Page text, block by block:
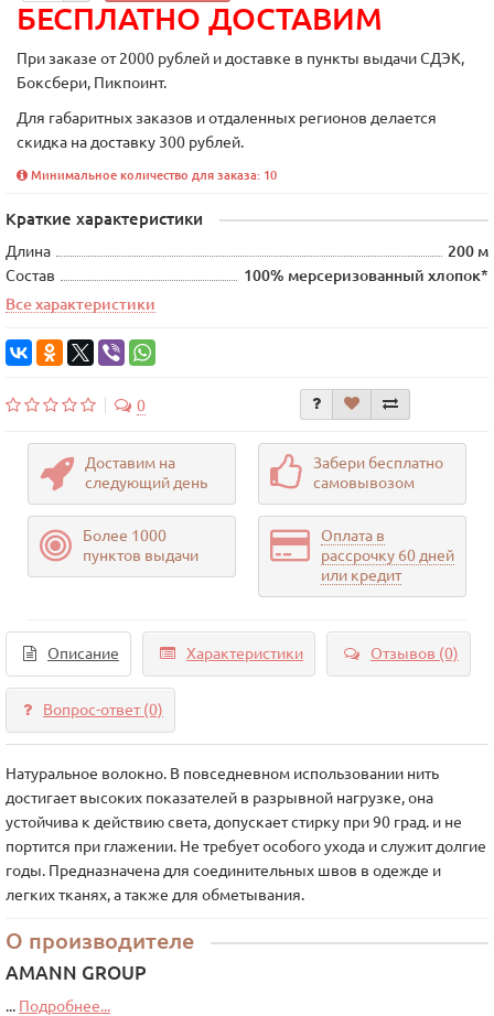
БЕСПЛАТНО ДОСТАВИМ
При заказе от 2000 рублей и доставке в пункты выдачи СДЭК,
Боксбери, Пикпоинт.
Для габаритных заказов и отдаленных регионов делается
скидка на доставку 300 рублей.
Минимальное количество для заказа: 10
Краткие характеристики
Длина
200 м
Состав
100% мерсеризованный хлопок*
Все характеристики
0
Доставим на
следующий день
Забери бесплатно
самовывозом
Более 1000
пунктов выдачи
Оплата в
рассрочку 60 дней
или кредит
Описание Характеристики Отзывов (0)
Вопрос-ответ(0)
Натуральное волокно. В повседневном использовании нить
достигает высоких показателей в разрывной нагрузке, она
устойчива к действию света, допускает стирку при 90 град. и не
портится при глажении. Не требует особого ухода и служит долгие
годы. Предназначена для соединительных швов в одежде и
легких тканях, а также для обметывания.
О производителе
AMANN GROUP
... Подробнее...